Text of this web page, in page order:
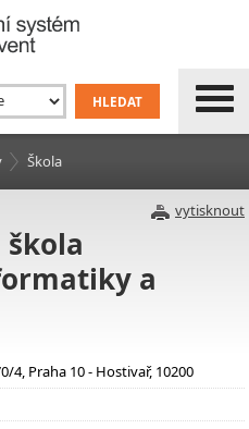
Škola
vytisknout
a
4, Praha 10 - Hostivař, 10200